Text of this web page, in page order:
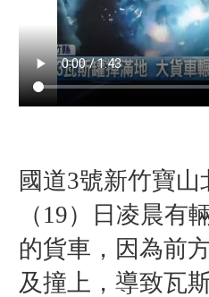
國道3號新竹寶
（19）日凌晨有
的貨車，因為前
及撞上，導致瓦